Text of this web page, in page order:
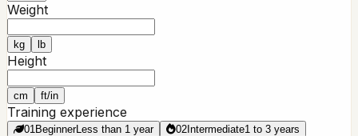
Weight
kg lb
Height
cm ft/in
Training experience
01 BeginnerLess than 1 year 02 Intermediate1 to 3 years